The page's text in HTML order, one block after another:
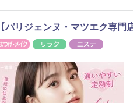
【パリジェンヌ・マツエク専
まつげ・メイクリラク